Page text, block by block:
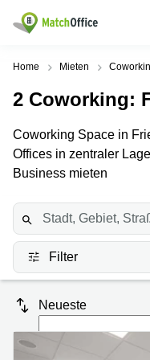
Mieten / Vermieten
Produktseiten
Büro
mieten
Business
Coworking
Space
Seminarraum
Büro
Beliebte
Büro
mieten
Geschäftsadresse
Hamburg
Geschäftsadresse
mieten
Düsseldorf
Geschäftsadresse
Büro
Beliebte
Regus
Dortmund
Ruhrallee
9
Dortmund
Office Club
Ballindamm
Straße
Hilfe
Über uns
Preis
Log-in
Home Mieten
2 Coworking:
Coworking Space in
Offices in zentraler
Business mieten
Filter
Neueste